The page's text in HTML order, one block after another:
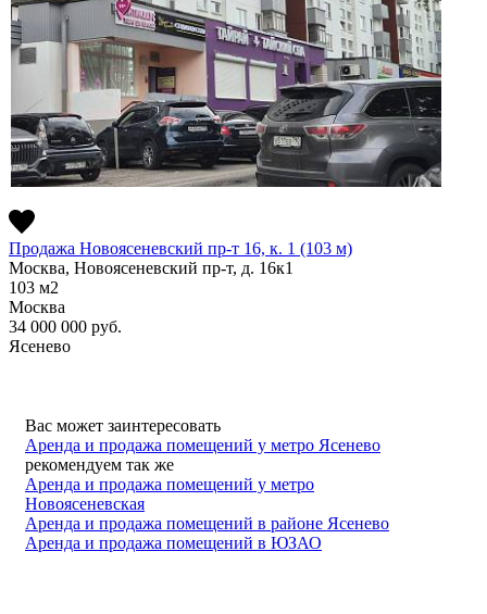
Продажа Новоясеневский пр-т 16, к. 1 (103 м)
Москва, Новоясеневский пр-т, д. 16к1
103 м2
Москва
34 000 000 руб.
Ясенево
Вас может заинтересовать
Аренда и продажа помещений у метро Ясенево
рекомендуем так же
Аренда и продажа помещений у метро
Новоясеневская
Аренда и продажа помещений в районе Ясенево
Аренда и продажа помещений в ЮЗАО